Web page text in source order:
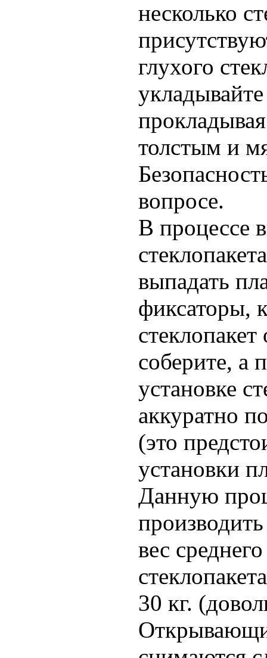
несколько
глухого
толстым и
вопросе.
В процессе
выпадать
фиксаторы,
соберите, а
установке
аккуратно
(это
установки
Данную
вес
30 кг.